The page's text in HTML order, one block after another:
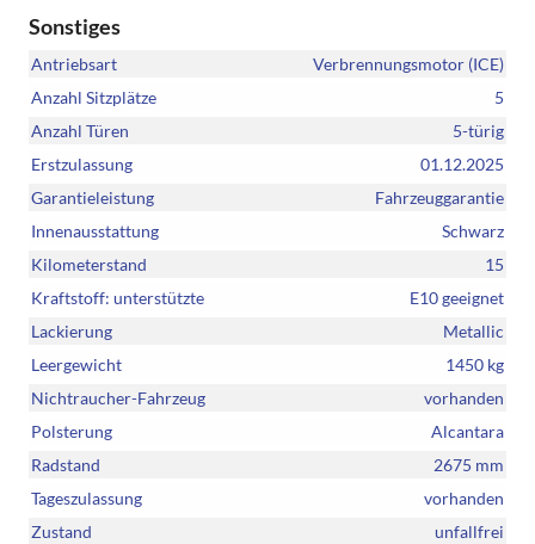
Sonstiges
Antriebsart
Verbrennungsmotor (ICE)
Anzahl Sitzplätze
5
Anzahl Türen
5-türig
Erstzulassung
01.12.2025
Garantieleistung
Fahrzeuggarantie
Innenausstattung
Schwarz
Kilometerstand
15
Kraftstoff: unterstützte
E10 geeignet
Lackierung
Metallic
Leergewicht
1450 kg
Nichtraucher-Fahrzeug
vorhanden
Polsterung
Alcantara
Radstand
2675 mm
Tageszulassung
vorhanden
Zustand
unfallfrei